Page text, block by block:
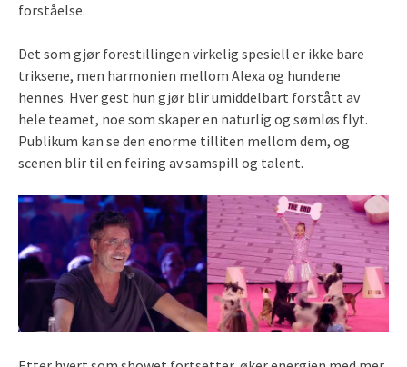
forståelse.
Det som gjør forestillingen virkelig spesiell er ikke bare
triksene, men harmonien mellom Alexa og hundene
hennes. Hver gest hun gjør blir umiddelbart forstått av
hele teamet, noe som skaper en naturlig og sømløs flyt.
Publikum kan se den enorme tilliten mellom dem, og
scenen blir til en feiring av samspill og talent.